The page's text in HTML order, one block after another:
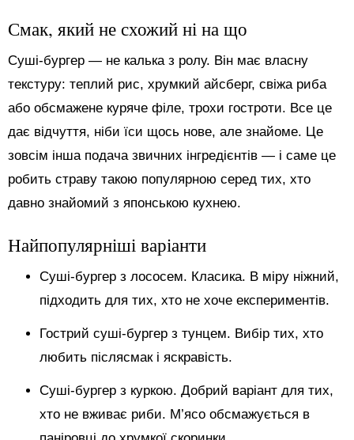
Смак, який не схожий ні на що
Суші-бургер — не калька з ролу. Він має власну
текстуру: теплий рис, хрумкий айсберг, свіжа риба
або обсмажене куряче філе, трохи гостроти. Все це
дає відчуття, ніби їси щось нове, але знайоме. Це
зовсім інша подача звичних інгредієнтів — і саме це
робить страву такою популярною серед тих, хто
давно знайомий з японською кухнею.
Найпопулярніші варіанти
Суші-бургер з лососем. Класика. В міру ніжний,
підходить для тих, хто не хоче експериментів.
Гострий суші-бургер з тунцем. Вибір тих, хто
любить післясмак і яскравість.
Суші-бургер з куркою. Добрий варіант для тих,
хто не вживає риби. М’ясо обсмажується в